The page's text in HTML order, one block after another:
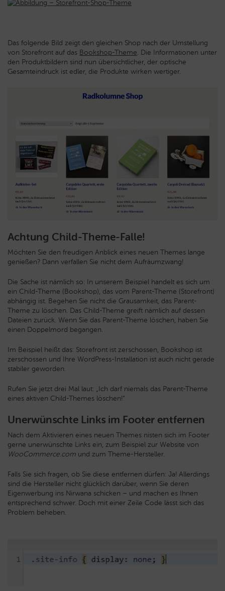
Das folgende Bild zeigt den gleichen Shop nach der Umstellung
von Storefront auf das Bookshop-Theme. Die Informationen unter
den Produktbildern sind nun übersichtlicher, der optische
Gesamteindruck ist edler, die Produkte wirken wertiger.
Achtung Child-Theme-Falle!
Möchten Sie den freudigen Anblick eines neuen Themes lange
genießen? Dann verfallen Sie nicht dem Aufräumzwang!
Die Sache ist nämlich so: In unserem Beispiel handelt es sich um
ein Child-Theme (Bookshop), das vom Parent-Theme (Storefront)
abhängig ist. Begehen Sie nicht die Grausamkeit, das Parent-
Theme zu löschen. Das Child-Theme greift nämlich auf dessen
Dateien zurück. Wenn Sie das Parent-Theme löschen, haben Sie
einen Doppelmord begangen.
Im Beispiel heißt das: Storefront ist zerschossen, Bookshop ist
zerschossen und Ihre WordPress-Installation ist auch nicht gerade
stabiler geworden.
Rufen Sie jetzt drei Mal laut: „Ich darf niemals das Parent-Theme
eines aktiven Child-Themes löschen!“
Unerwünschte Links im Footer entfernen
Nach dem Aktivieren eines neuen Themes nisten sich im Footer
gerne unerwünschte Links ein, zum Beispiel zur Website von
WooCommerce.com und zum Theme-Hersteller.
Falls Sie sich fragen, ob Sie diese entfernen dürfen: Ja! Allerdings
sind die Hersteller nicht glücklich darüber, wenn Sie deren
Eigenwerbung ins Nirwana schicken – und machen es Ihnen
entsprechend schwer. Doch mit einer Zeile Code lässt sich das
Problem beheben.